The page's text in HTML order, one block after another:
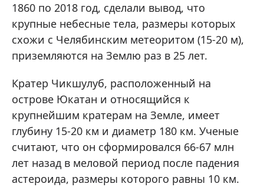
1860 по 2018 год, сделали вывод, что
крупные небесные тела, размеры которых
схожи с Челябинским метеоритом (15-20 м),
приземляются на Землю раз в 25 лет.
Кратер Чикшулуб, расположенный на
острове Юкатан и относящийся к
крупнейшим кратерам на Земле, имеет
глубину 15-20 км и диаметр 180 км. Ученые
считают, что он сформировался 66-67 млн
лет назад в меловой период после падения
астероида, размеры которого равны 10 км.